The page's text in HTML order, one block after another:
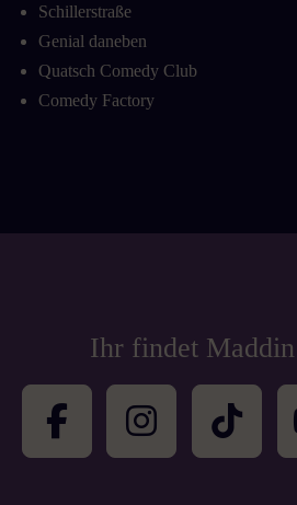
Schillerstraße
Genial daneben
Quatsch Comedy Club
Comedy Factory
Ihr findet